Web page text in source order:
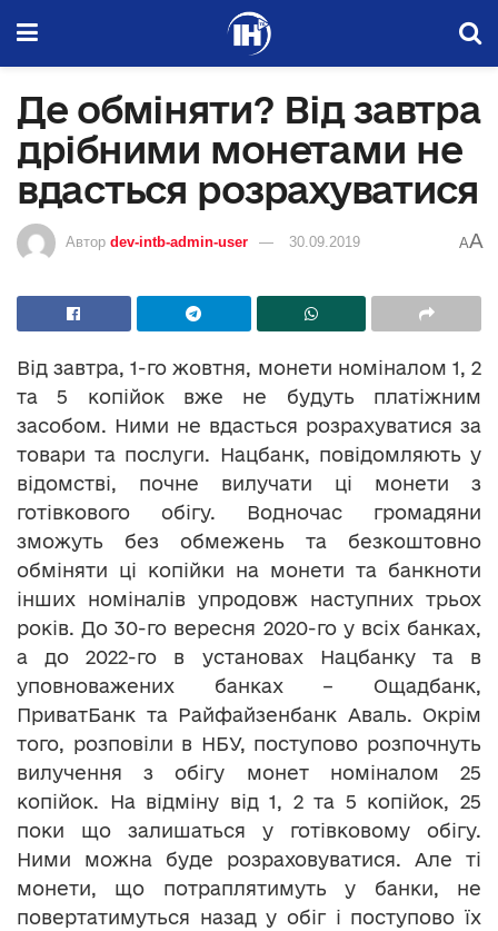
Де обміняти? Від завтра
дрібними монетами не
вдасться розрахуватися
Автор dev-intb-admin-user 30.09.2019 AA
Від завтра, 1-го жовтня, монети номіналом 1, 2
та 5 копійок вже не будуть платіжним
засобом. Ними не вдасться розрахуватися за
товари та послуги. Нацбанк, повідомляють у
відомстві, почне вилучати ці монети з
готівкового обігу. Водночас громадяни
зможуть без обмежень та безкоштовно
обміняти ці копійки на монети та банкноти
інших номіналів упродовж наступних трьох
років. До 30-го вересня 2020-го у всіх банках,
а до 2022-го в установах Нацбанку та в
уповноважених банках – Ощадбанк,
ПриватБанк та Райфайзенбанк Аваль. Окрім
того, розповіли в НБУ, поступово розпочнуть
вилучення з обігу монет номіналом 25
копійок. На відміну від 1, 2 та 5 копійок, 25
поки що залишаться у готівковому обігу.
Ними можна буде розраховуватися. Але ті
монети, що потраплятимуть у банки, не
повертатимуться назад у обіг і поступово їх